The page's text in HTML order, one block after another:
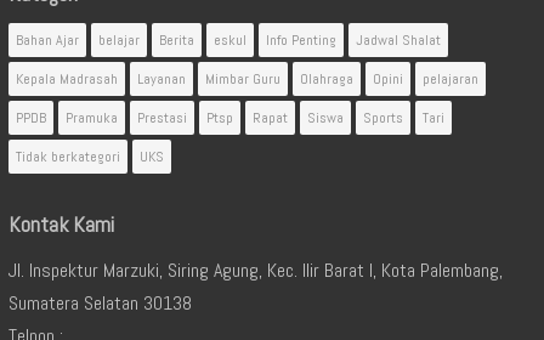
Bahan Ajar belajar Berita eskul Info Penting
Jadwal Shalat
Kepala Madrasah
Layanan Mimbar Guru Olahraga Opini
pelajaran
PPDB
Pramuka Prestasi Ptsp Rapat Siswa Sports
Tari
Tidak berkategori
UKS
Kontak Kami
Jl. Inspektur Marzuki, Siring Agung, Kec. Ilir Barat I, Kota Palembang,
Sumatera Selatan 30138